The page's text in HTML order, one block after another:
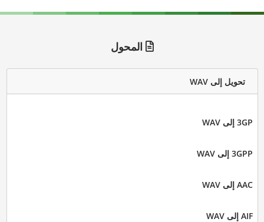
المحول
تحويل إلى WAV
3GP إلى WAV
3GPP إلى WAV
AAC إلى WAV
AIF إلى WAV